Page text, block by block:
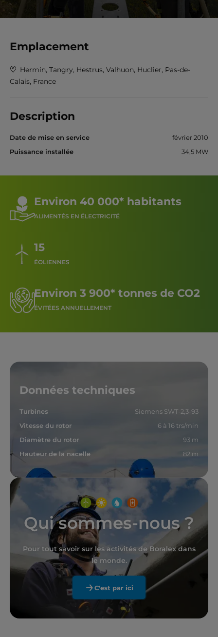
Emplacement
Hermin, Tangry, Hestrus, Valhuon, Huclier, Pas-de-
Calais, France
Description
Date de mise en service
février 2010
Puissance installée
34,5 MW
Environ 40 000* habitants
ALIMENTÉS EN ÉLECTRICITÉ
15
ÉOLIENNES
Environ 3 900* tonnes de CO2
ÉVITÉES ANNUELLEMENT
Données techniques
Turbines
Siemens SWT-2,3-93
Vitesse du rotor
6 à 16 trs/min
Diamètre du rotor
93 m
Hauteur de la nacelle
82 m
Qui sommes-nous ?
Pour tout savoir sur les activités de Boralex dans
le monde.
C'est par ici